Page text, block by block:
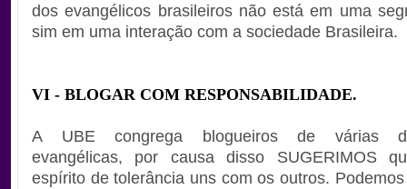
dos evangélicos brasileiros não está em uma
sim em uma interação com a sociedade Brasileira.
VI - BLOGAR COM RESPONSABILIDADE.
A UBE congrega blogueiros de várias
evangélicas, por causa disso SUGERIMOS
espírito de tolerância uns com os outros.